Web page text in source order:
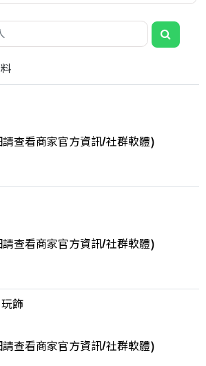
查看商家官方資訊/社群軟體)
查看商家官方資訊/社群軟體)
飾
查看商家官方資訊/社群軟體)